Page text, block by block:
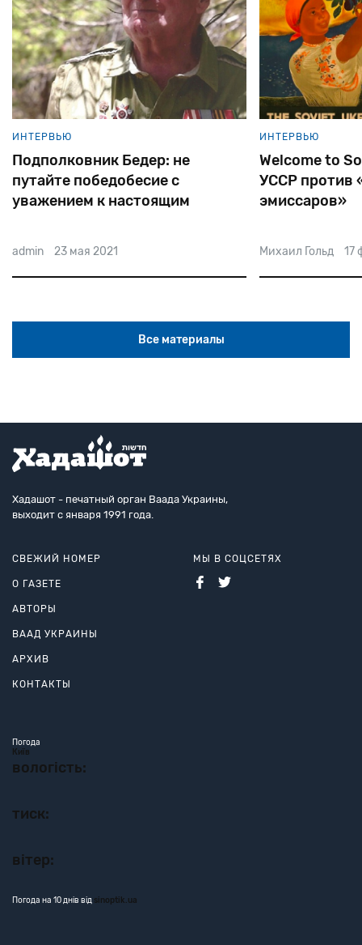
ИНТЕРВЬЮ
Welcome to Soviet Ukraine. КГБ
УССР против «сионистских
эмиссаров»
Михаил Гольд 17 февраля 2021
ИНТЕРВЬЮ
Иосиф
готовится
admin 27
Все материалы
Хадашот - печатный орган Ваада Украины,
выходит с января 1991 года.
СВЕЖИЙ НОМЕР
О ГАЗЕТЕ
АВТОРЫ
ВААД УКРАИНЫ
АРХИВ
КОНТАКТЫ
МЫ В СОЦСЕТЯХ
Погода
Київ
вологість:
тиск:
вітер:
Погода на 10 днів від sinoptik.ua